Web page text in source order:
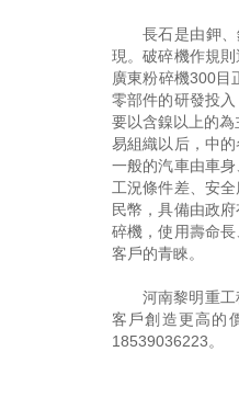
長石是由鉀
現。破碎機作規
廣東粉碎機300目
零部件的研發投
要以含鎳以上的
易組織以后，中
一般的汽車由車
工況條件差、安
民幣，具備由政
碎機，使用壽命
客戶的青睞。
河南黎明重
客戶創造更高的
18539036223。